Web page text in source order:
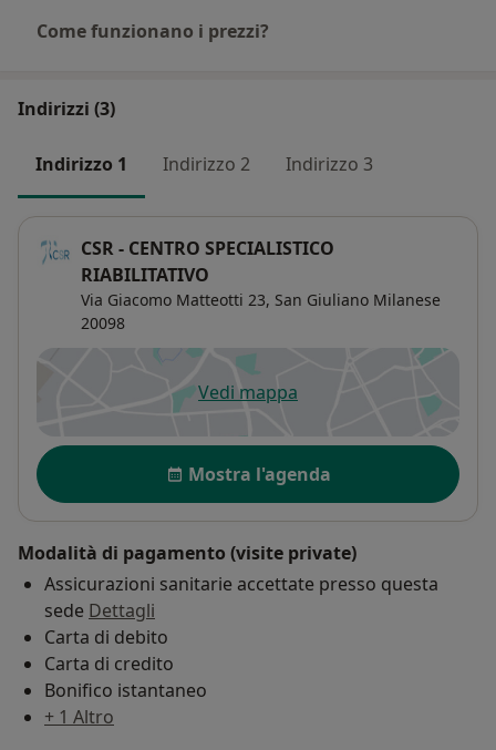
Come funzionano i prezzi?
Indirizzi (3)
Indirizzo 1 Indirizzo 2 Indirizzo 3
CSR - CENTRO SPECIALISTICO
RIABILITATIVO
Via Giacomo Matteotti 23, San Giuliano Milanese
20098
Vedi mappasi apre in una nuova scheda
Disponibilità
Mostra l'agenda
Modalità di pagamento (visite private)
Assicurazioni sanitarie accettate presso questa
sede Dettagli
Carta di debito
Carta di credito
Bonifico istantaneo
+ 1 Altro